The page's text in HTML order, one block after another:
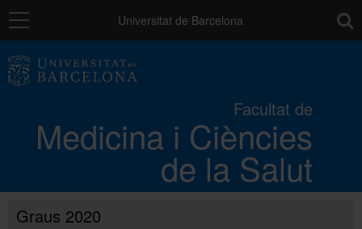
Navegació Universitat de Barcelona
Facultat de
Medicina i Ciències
de la Salut
Els campus
Docència
Graus 2020